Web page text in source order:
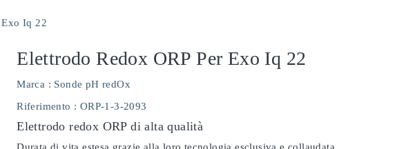
Exo Iq 22
Elettrodo Redox ORP Per Exo Iq 22
Marca : Sonde pH redOx
Riferimento : ORP-1-3-2093
Elettrodo redox ORP di alta qualità